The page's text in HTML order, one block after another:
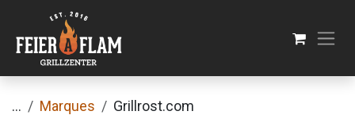
Se rendre au contenu
... Marques Grillrost.com